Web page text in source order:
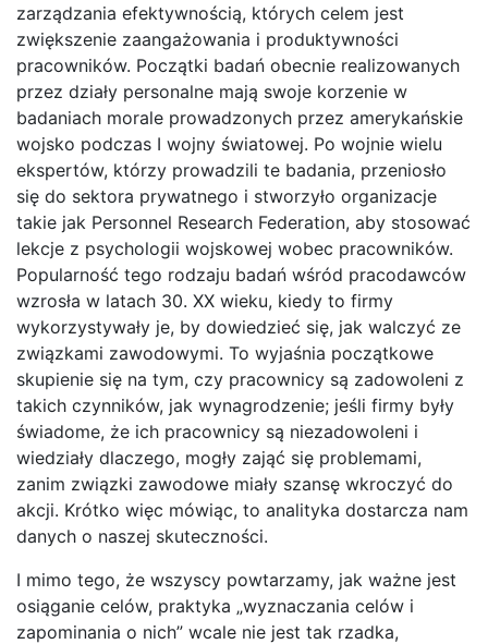
zarządzania efektywnością, których celem jest
zwiększenie zaangażowania i produktywności
pracowników. Początki badań obecnie realizowanych
przez działy personalne mają swoje korzenie w
badaniach morale prowadzonych przez amerykańskie
wojsko podczas I wojny światowej. Po wojnie wielu
ekspertów, którzy prowadzili te badania, przeniosło
się do sektora prywatnego i stworzyło organizacje
takie jak Personnel Research Federation, aby stosować
lekcje z psychologii wojskowej wobec pracowników.
Popularność tego rodzaju badań wśród pracodawców
wzrosła w latach 30. XX wieku, kiedy to firmy
wykorzystywały je, by dowiedzieć się, jak walczyć ze
związkami zawodowymi. To wyjaśnia początkowe
skupienie się na tym, czy pracownicy są zadowoleni z
takich czynników, jak wynagrodzenie; jeśli firmy były
świadome, że ich pracownicy są niezadowoleni i
wiedziały dlaczego, mogły zająć się problemami,
zanim związki zawodowe miały szansę wkroczyć do
akcji. Krótko więc mówiąc, to analityka dostarcza nam
danych o naszej skuteczności.
I mimo tego, że wszyscy powtarzamy, jak ważne jest
osiąganie celów, praktyka „wyznaczania celów i
zapominania o nich” wcale nie jest tak rzadka,